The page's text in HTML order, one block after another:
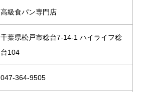
高級食パン専門店
千葉県松戸市稔台7-14-1 ハイライフ稔
台104
047-364-9505